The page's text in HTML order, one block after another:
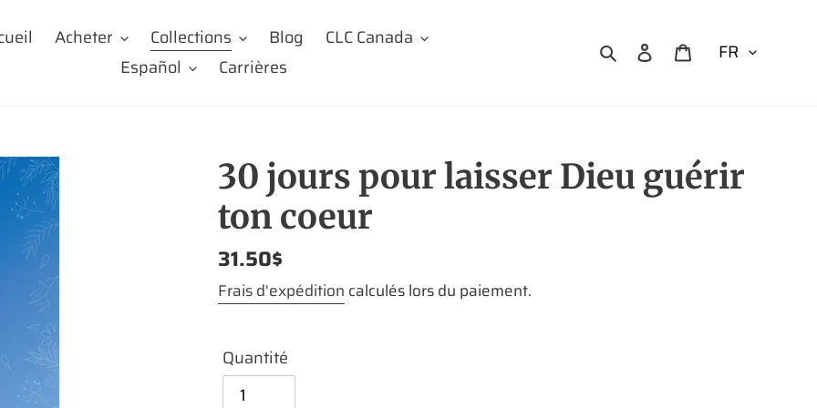
Acheter Collections Blog
CLC Canada
Español
Carrières
RechercherSe connecter
Panier
30 jours pour laisser Dieu guérir
ton coeur
Prix
normal
31.50$
Frais d'expédition calculés lors du paiement.
Quantité